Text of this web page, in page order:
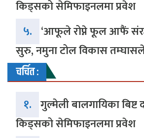
किड्सको सेमिफाइनलमा प्रवेश
५. ‘आफूले रोप्ने फूल आफैं
सुरु, नमुना टोल विकास
चर्चित :
१. गुल्मेली बालगायिका
किड्सको सेमिफाइनलमा प्रवेश